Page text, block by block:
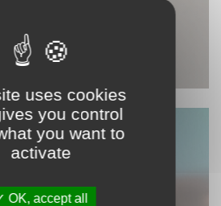
uses cookies
you control
you want to
activate
OK, accept all